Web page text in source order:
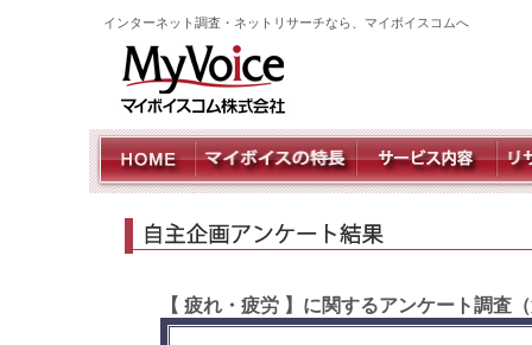
インターネット調査・ネットリサーチなら、マイボイスコムへ
【 疲れ・疲労 】に関するアンケート調査